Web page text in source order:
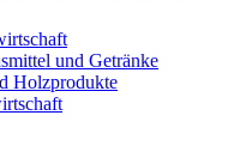
und Getränke
Holzprodukte